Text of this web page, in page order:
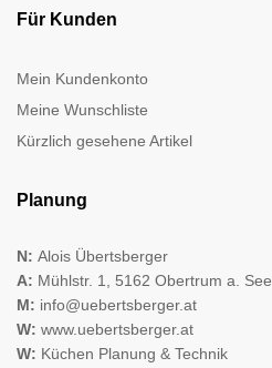
Für Kunden
Mein Kundenkonto
Meine Wunschliste
Kürzlich gesehene Artikel
Planung
N: Alois Übertsberger
A: Mühlstr. 1, 5162 Obertrum a. See
M: info@uebertsberger.at
W: www.uebertsberger.at
W: Küchen Planung & Technik